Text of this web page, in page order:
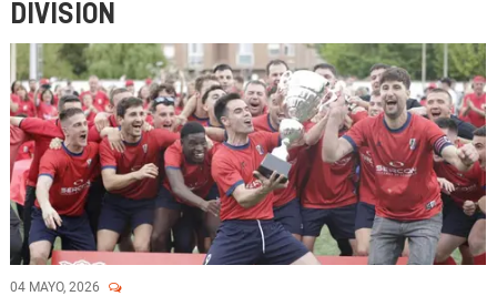
DIVISIÓN
04 MAYO, 2026